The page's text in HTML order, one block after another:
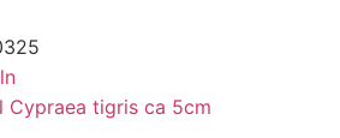
Cypraea tigris ca 5cm